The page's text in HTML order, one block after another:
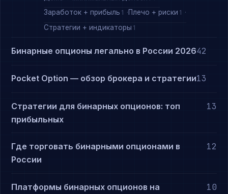
Заработок + прибыль 1 Плечо + риски 1
Стратегии + индикаторы 1
Бинарные опционы легально в России 202642
Pocket Option — обзор брокера и стратегии13
Стратегии для бинарных опционов: топ
прибыльных
13
Где торговать бинарными опционами в
России
12
Платформы бинарных опционов на
10